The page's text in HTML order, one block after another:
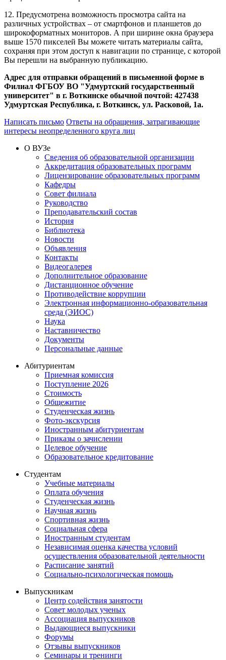
12. Предусмотрена возможность просмотра сайта на
различных устройствах – от смартфонов и планшетов до
широкоформатных мониторов. А при ширине окна браузера
выше 1570 пикселей Вы можете читать материалы сайта,
сохраняя при этом доступ к навигации по странице, с которой
Вы перешли на выбранную публикацию.
Адрес для отправки обращений в письменной форме в
Филиал ФГБОУ ВО "Удмуртский государственный
университет" в г. Воткинске обычной почтой: 427438
Удмуртская Республика, г. Воткинск, ул. Расковой, 1а.
Написать письмо Ответы на обращения, затрагивающие
интересы неопределенного круга лиц
О ВУЗе
Сведения об образовательной организации
Аккредитация образовательных программ
Лицензирование образовательных программ
Кафедры
Совет филиала
Руководство
Преподавательский состав
История
Библиотека
Новости
Объявления
Контакты
Видеогалерея
Дополнительное образование
Дистанционное обучение
Противодействие коррупции
Электронная информационно-образовательная
среда (ЭИОС)
Наука
Наставничество
Документы
Персональные данные
Абитуриентам
Приемная комиссия
Поступление 2026
Стоимость
Общежитие
Студенческая жизнь
Фото-экскурсия
Иностранным абитуриентам
Приказы о зачислении
Целевое обучение
Образовательное кредитование
Студентам
Учебные материалы
Оплата обучения
Студенческая жизнь
Научная жизнь
Спортивная жизнь
Социальная сфера
Иностранным студентам
Независимая оценка качества условий
осуществления образовательной деятельности
Расписание занятий
Социально-психологическая помощь
Выпускникам
Центр содействия занятости
Совет молодых ученых
Ассоциация выпускников
Выдающиеся выпускники
Форумы
Отзывы выпускников
Семинары и тренинги